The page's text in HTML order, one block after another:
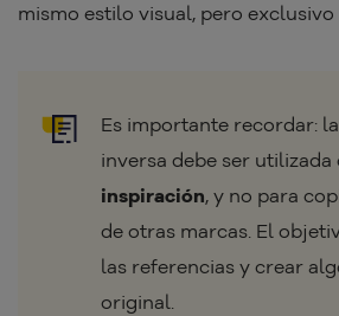
mismo estilo visual, pero
Es importante recordar:
inversa debe ser utilizada
inspiración, y no para
de otras marcas. El
las referencias y crear
original.